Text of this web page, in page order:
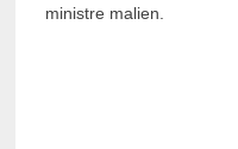
ministre malien.